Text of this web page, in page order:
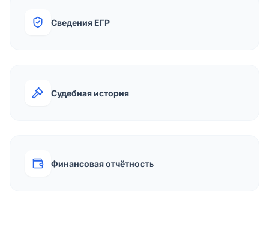
Сведения ЕГР
Судебная история
Финансовая отчётность